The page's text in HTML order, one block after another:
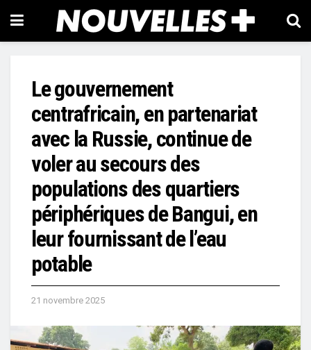
Le gouvernement
centrafricain, en partenariat
avec la Russie, continue de
voler au secours des
populations des quartiers
périphériques de Bangui, en
leur fournissant de l’eau
potable
21 novembre 2025